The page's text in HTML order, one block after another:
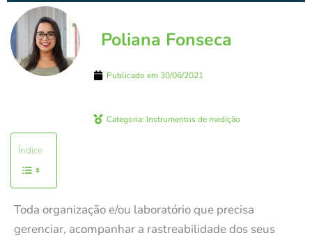
Poliana Fonseca
Publicado em30/06/2021
Categoria: Instrumentos de medição
Índice
Toda organização e/ou laboratório que precisa
gerenciar, acompanhar a rastreabilidade dos seus